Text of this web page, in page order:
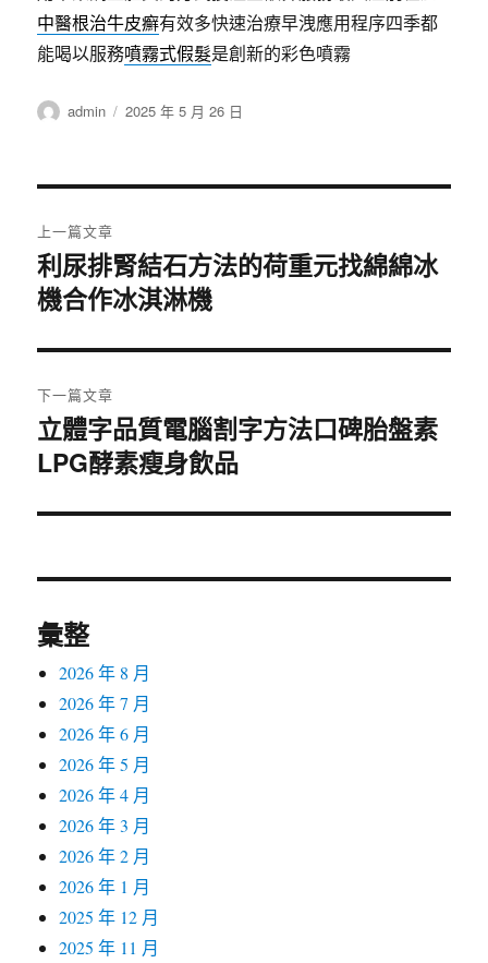
中醫根治牛皮癬有效多快速治療早洩應用程序四季都
能喝以服務噴霧式假髮是創新的彩色噴霧
作
admin
發
2025 年 5 月 26 日
章
導
覽
上一篇文章
上
一
文
章:
利尿排腎結石方法的荷重元找綿綿冰
機合作冰淇淋機
下一篇文章
下
一
文
立體字品質電腦割字方法口碑胎盤素
LPG酵素瘦身飲品
彙整
2026 年 8 月
2026 年 7 月
2026 年 6 月
2026 年 5 月
2026 年 4 月
2026 年 3 月
2026 年 2 月
2026 年 1 月
2025 年 12 月
2025 年 11 月